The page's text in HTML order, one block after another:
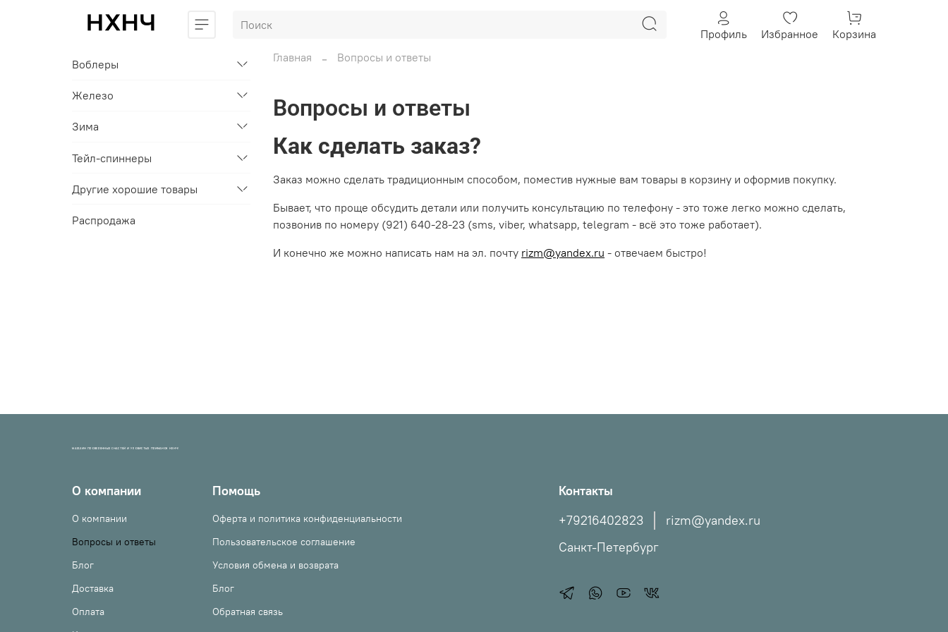
Профиль Избранное
Корзина
Главная
Вопросы и ответы
Вопросы и ответы
Как сделать заказ?
Заказ можно сделать традиционным способом, поместив нужные вам товары в корзину и оформив покупку.
Бывает, что проще обсудить детали или получить консультацию по телефону - это тоже легко можно сделать,
позвонив по номеру (921) 640-28-23 (sms, viber, whatsapp, telegram - всё это тоже работает).
И конечно же можно написать нам на эл. почту rizm@yandex.ru - отвечаем быстро!
Воблеры
Железо
Зима
Тейл-спиннеры
Другие хорошие товары
Распродажа
МАГАЗИН ПРОВЕРЕННЫХ СНАСТЕЙ И УЛОВИСТЫХ ПРИМАНОК НХНЧ!
О компании
О компании
Вопросы и ответы
Блог
Доставка
Оплата
Помощь
Оферта и политика конфиденциальности
Пользовательское соглашение
Условия обмена и возврата
Блог
Обратная связь
Контакты
+79216402823
rizm@yandex.ru
Санкт-Петербург